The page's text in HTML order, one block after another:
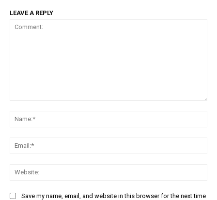
LEAVE A REPLY
Save my name, email, and website in this browser for the next time